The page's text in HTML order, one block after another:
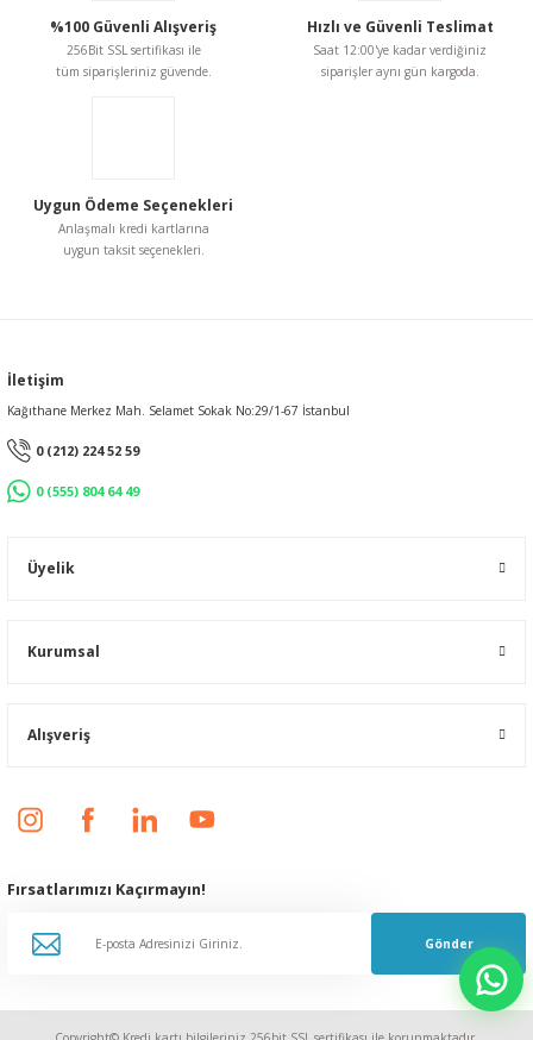
%100 Güvenli Alışveriş
256Bit SSL sertifikası ile
tüm siparişleriniz güvende.
Hızlı ve Güvenli Teslimat
Saat 12:00'ye kadar verdiğiniz
siparişler aynı gün kargoda.
Uygun Ödeme Seçenekleri
Anlaşmalı kredi kartlarına
uygun taksit seçenekleri.
İletişim
Kağıthane Merkez Mah. Selamet Sokak No:29/1-67 İstanbul
0 (212) 224 52 59
0 (555) 804 64 49
Üyelik
Kurumsal
Alışveriş
Fırsatlarımızı Kaçırmayın!
Gönder